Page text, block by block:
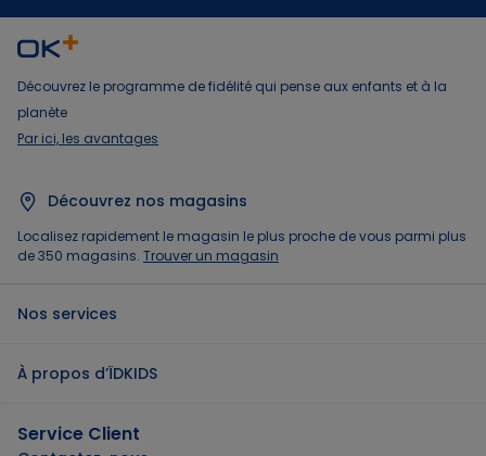
Découvrez le programme de fidélité qui pense aux enfants et à la
planète
Par ici, les avantages
Découvrez nos magasins
Localisez rapidement le magasin le plus proche de vous parmi plus
de 350 magasins. Trouver un magasin
Nos services
À propos d’ÏDKIDS
Service Client